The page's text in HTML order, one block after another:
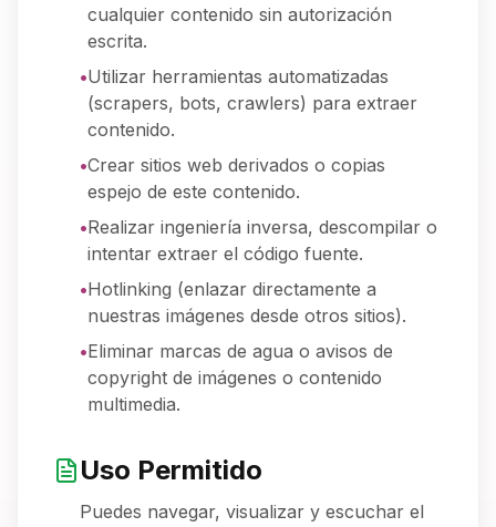
cualquier contenido sin autorización
escrita.
•Utilizar herramientas automatizadas
(scrapers, bots, crawlers) para extraer
contenido.
•Crear sitios web derivados o copias
espejo de este contenido.
•Realizar ingeniería inversa, descompilar o
intentar extraer el código fuente.
•Hotlinking (enlazar directamente a
nuestras imágenes desde otros sitios).
•Eliminar marcas de agua o avisos de
copyright de imágenes o contenido
multimedia.
Uso Permitido
Puedes navegar, visualizar y escuchar el